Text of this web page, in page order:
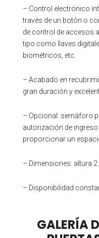
– Control electrónico
través de un botón o
de control de accesos
tipo como llaves
biométricos, etc.
– Acabado en
gran duración y
– Opcional: semáforo
autorización de
proporcionar un
– Dimensiones: altura
– Disponibilidad
GALERÍA